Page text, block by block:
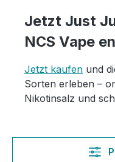
Jetzt Just
NCS Vape
Jetzt kaufen und
Sorten erleben –
Nikotinsalz und